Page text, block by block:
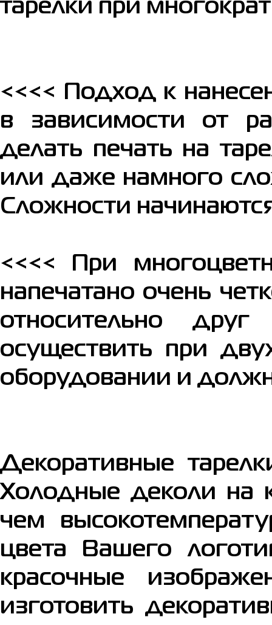
тарелки при
<<<< Подход к
в зависимости от
делать печать на
или даже намного
Сложности
<<<< При
напечатано очень
относительно
осуществить при
оборудовании и
Декоративные
Холодные деколи на
чем
цвета Вашего
красочные
изготовить